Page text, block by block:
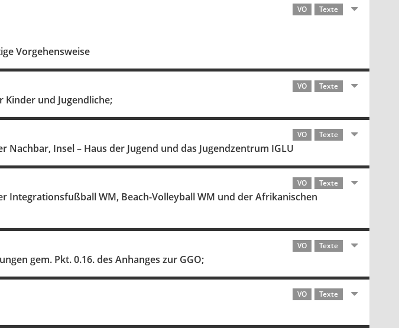
VO Texte
Vorgehensweise
VO Texte
und Jugendliche;
VO Texte
Insel – Haus der Jugend und das Jugendzentrum IGLU
VO Texte
Integrationsfußball WM, Beach-Volleyball WM und der Afrikanischen
VO Texte
gem. Pkt. 0.16. des Anhanges zur GGO;
VO Texte